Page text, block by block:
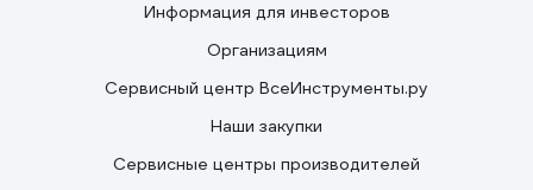
Информация для инвесторов
Организациям
Сервисный центр ВсеИнструменты.ру
Наши закупки
Сервисные центры производителей